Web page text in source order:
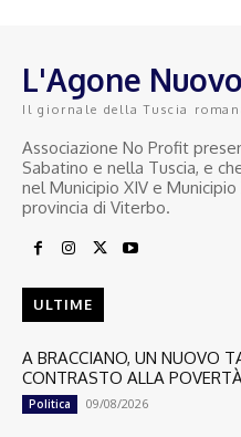
L'Agone Nuovo
Il giornale della Tuscia
Associazione No Profit
Sabatino e nella Tuscia, e
nel Municipio XIV e
provincia di Viterbo.
ULTIME
A BRACCIANO, UN NUOVO
CONTRASTO ALLA
Politica 09/08/2026